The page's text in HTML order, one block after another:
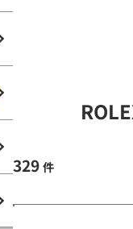
329 件